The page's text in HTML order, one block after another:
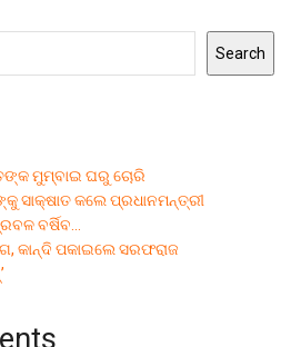
Search
ମୁମ୍ବାଇ ଘରୁ ଚୋରି
ସାକ୍ଷାତ କଲେ ପ୍ରଧାନମନ୍ତ୍ରୀ
ବର୍ଷିବ…
କାନ୍ଦି ପକାଇଲେ ସରଫରାଜ